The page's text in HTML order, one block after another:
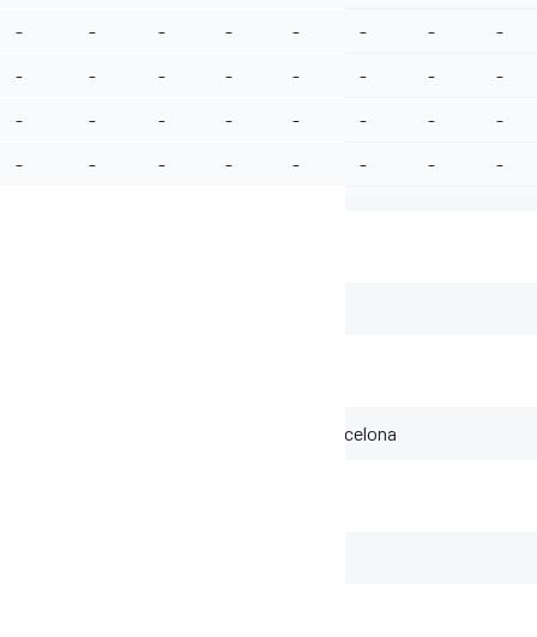
- - - - - - - -
- - - - - - - -
- - - - - - - -
- - - - - - - -
que se celebra en el Circuit de Barcelona